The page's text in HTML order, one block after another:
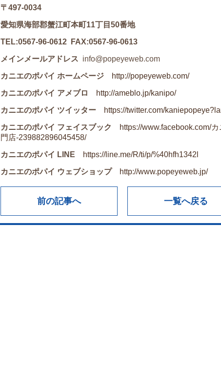
〒497-0034
愛知県海部郡蟹江町本町11丁目50番地
TEL:0567-96-0612 FAX:0567-96-0613
メインメールアドレス info@popeyeweb.com
カニエのポパイ ホームページ http://popeyeweb.com/
カニエのポパイ アメブロ http://ameblo.jp/kanipo/
カニエのポパイ ツイッター https://twitter.com/
カニエのポパイ フェイスブック
https://www.facebook.com/
門店-239882896045458/
カニエのポパイ LINE https://line.me/R/ti/p/%40hfh1342l
カニエのポパイ ウェブショップ http://www.popeyeweb.jp/
前の記事へ 一覧へ戻る